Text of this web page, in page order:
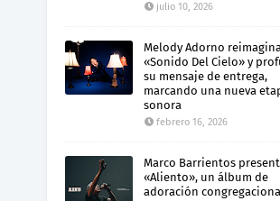
julio 10, 2026
Melody Adorno
«Sonido Del Cielo» y
su mensaje de entrega,
marcando una nueva
sonora
febrero 16, 2026
Marco Barrientos
«Aliento», un álbum de
adoración